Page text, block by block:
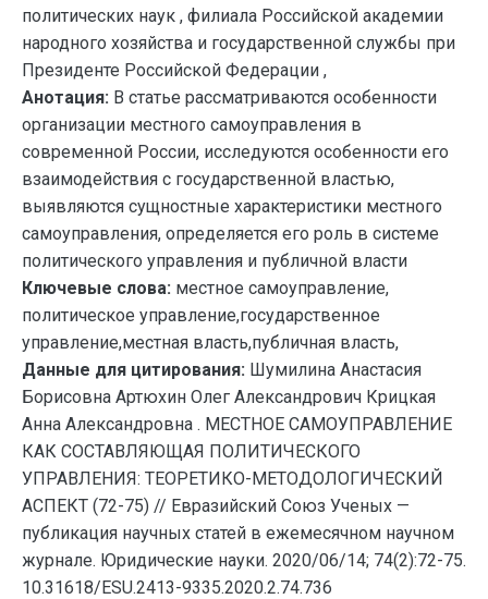
политических наук , филиала Российской академии
народного хозяйства и государственной службы при
Президенте Российской Федерации ,
Анотация: В статье рассматриваются особенности
организации местного самоуправления в
современной России, исследуются особенности его
взаимодействия с государственной властью,
выявляются сущностные характеристики местного
самоуправления, определяется его роль в системе
политического управления и публичной власти
Ключевые слова: местное самоуправление,
политическое управление,государственное
управление,местная власть,публичная власть,
Данные для цитирования: Шумилина Анастасия
Борисовна Артюхин Олег Александрович Крицкая
Анна Александровна . МЕСТНОЕ САМОУПРАВЛЕНИЕ
КАК СОСТАВЛЯЮЩАЯ ПОЛИТИЧЕСКОГО
УПРАВЛЕНИЯ: ТЕОРЕТИКО-МЕТОДОЛОГИЧЕСКИЙ
АСПЕКТ (72-75) // Евразийский Союз Ученых —
публикация научных статей в ежемесячном научном
журнале. Юридические науки. 2020/06/14; 74(2):72-75.
10.31618/ESU.2413-9335.2020.2.74.736